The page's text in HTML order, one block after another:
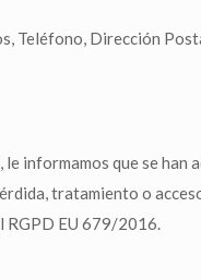
Teléfono, Dirección
informamos que se han
tratamiento o
RGPD EU 679/2016.